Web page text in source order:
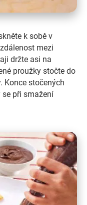
k sobě v
mezi
držte asi na
proužky stočte do
Konce stočených
se při smažení